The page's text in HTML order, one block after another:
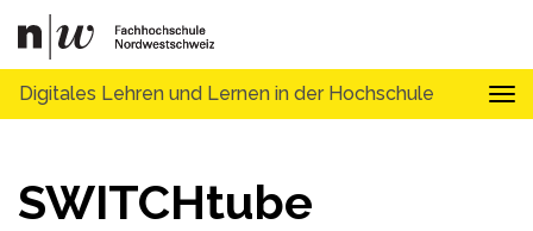
Digitales Lehren und Lernen in der Hochschule
SWITCHtube